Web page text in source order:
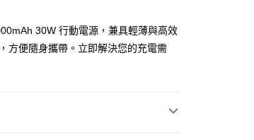
含以上)免運費
30W 行動電源，兼具輕薄與高效
方便隨身攜帶。立即解決您的充電需